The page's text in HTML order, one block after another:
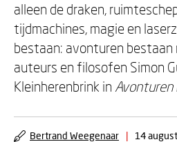
alleen de draken,
tijdmachines, magie en
bestaan: avonturen bestaan
auteurs en filosofen Simon
Kleinherenbrink in
Bertrand Weegenaar | 14